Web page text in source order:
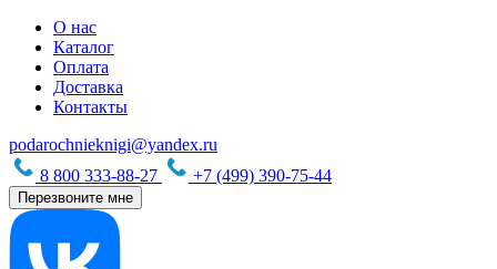
О нас
Каталог
Оплата
Доставка
Контакты
podarochnieknigi@yandex.ru
8 800 333-88-27
+7 (499) 390-75-44
Перезвоните мне